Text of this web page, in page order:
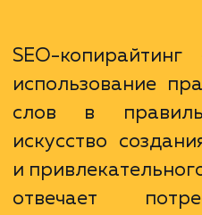
заинтересовать
подписка или